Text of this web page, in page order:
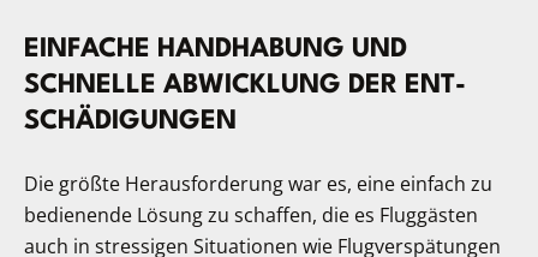
EIN­FA­CHE HAND­HA­BUNG UND
SCHNELLE ABWICK­LUNG DER ENT­
SCHÄ­DIGUNGEN
Die größte Herausforderung war es, eine einfach zu
bedienende Lösung zu schaffen, die es Fluggästen
auch in stressigen Situationen wie Flugverspätungen